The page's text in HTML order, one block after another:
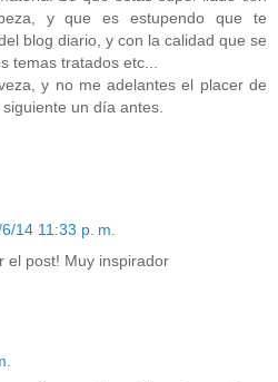
y que es estupendo que te
blog diario, y con la calidad que se
temas tratados etc...
y no me adelantes el placer de
un día antes.
14 11:33 p. m.
el post! Muy inspirador